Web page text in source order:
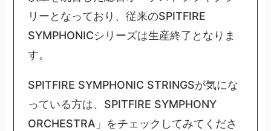
リーとなっており、従来のSPITFIRE
SYMPHONICシリーズは生産終了となりま
す。
SPITFIRE SYMPHONIC STRINGSが気にな
っている方は、SPITFIRE SYMPHONY
ORCHESTRA」をチェックしてみてくださ